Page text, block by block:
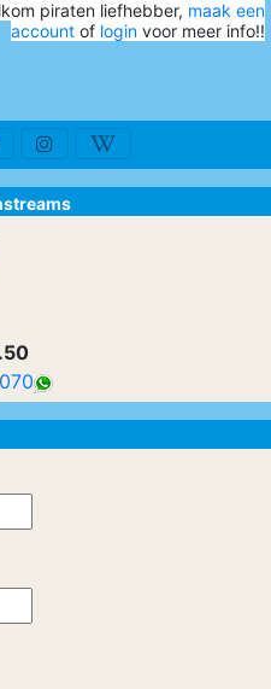
piraten liefhebber, maak een
account of login voor meer info!!